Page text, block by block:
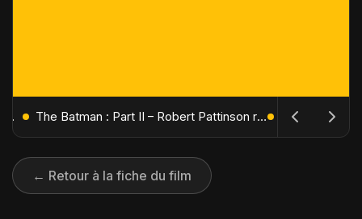
L'Âge de Glace : Le Réveil du Volcan – Manny, Sid et Diego de retour pour une aventure explosive The Batman : Part II – Robert Pattinson replonge dans les ténèbres de Gotham dès octobre 2027
← Retour à la fiche du film